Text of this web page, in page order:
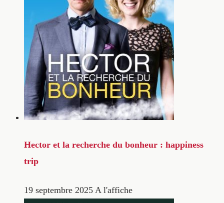
Hector et la recherche du bonheur : happiness
trip
19 septembre 2025 A l'affiche